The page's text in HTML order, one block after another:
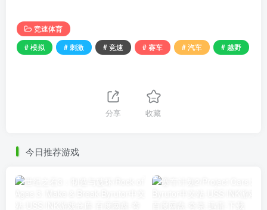
竞速体育
# 模拟
# 刺激 # 竞速 # 赛车 # 汽车 # 越野
分享 收藏
今日推荐游戏